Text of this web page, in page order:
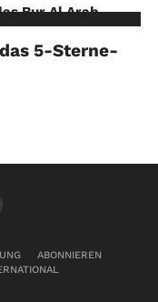
5-Sterne-
ABONNIEREN